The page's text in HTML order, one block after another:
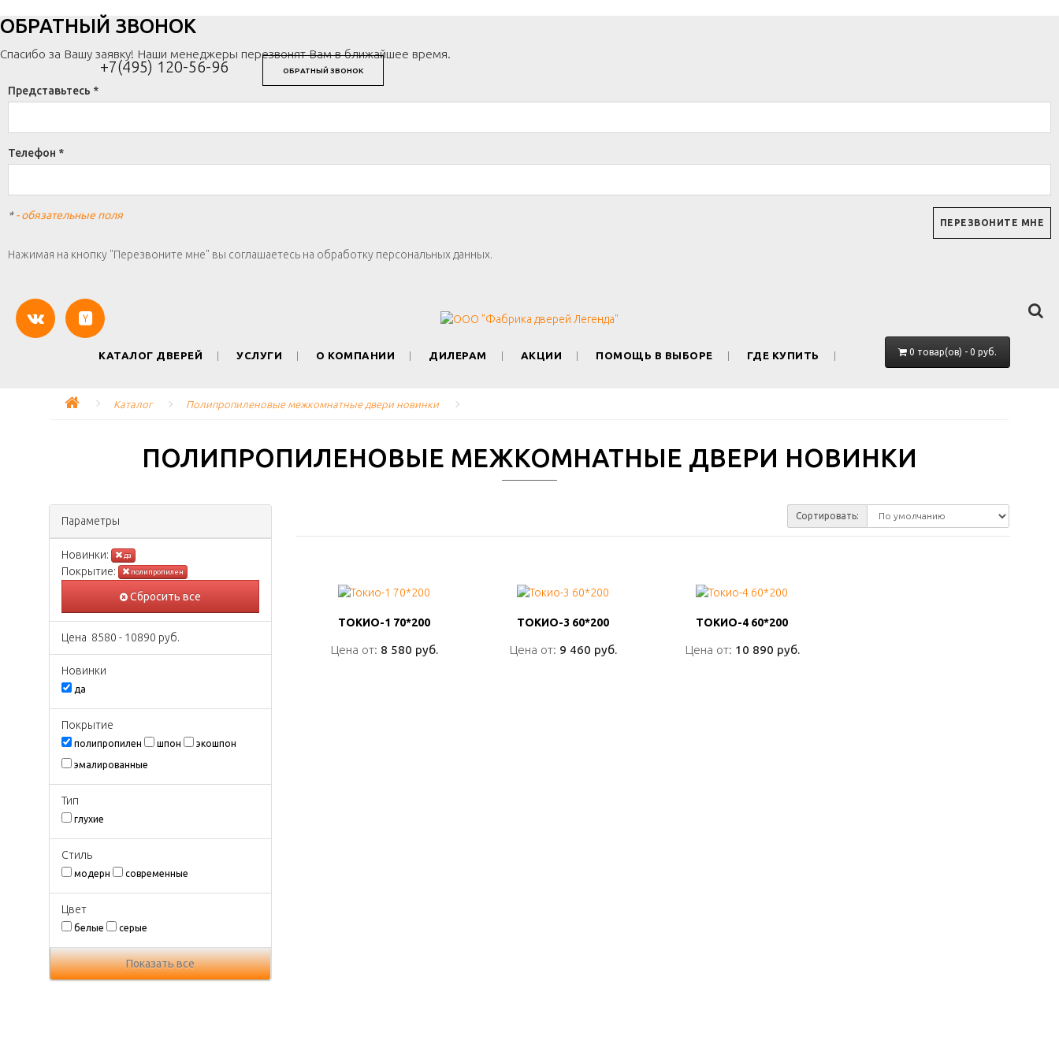
+7(495) 120-56-96 ОБРАТНЫЙ ЗВОНОК
ОБРАТНЫЙ ЗВОНОК
Спасибо за Вашу заявку! Наши менеджеры перезвонят Вам в ближайшее время.
Представьтесь *
Телефон *
*- обязательные поля
Нажимая на кнопку "Перезвоните мне" вы соглашаетесь на обработку персональных данных.
КАТАЛОГ ДВЕРЕЙ УСЛУГИ О КОМПАНИИ ДИЛЕРАМ АКЦИИ ПОМОЩЬ В ВЫБОРЕ ГДЕ КУПИТЬ 0 товар(ов) - 0 руб.
Каталог Полипропиленовые межкомнатные двери новинки
ПОЛИПРОПИЛЕНОВЫЕ МЕЖКОМНАТНЫЕ ДВЕРИ НОВИНКИ
Параметры
Новинки: да
Покрытиe: полипропилен
Сбросить все
Цена 8580 - 10890 руб.
Новинки
да
Покрытиe
полипропилен шпон экошпон
эмалированные
Тип
глухие
Стиль
модерн современные
Цвeт
белые серые
Показать все
Сортировать:
ТОКИО-1 70*200
Цена от: 8 580 руб.
ТОКИО-1 70*200
Цена от: 8 580 руб.
ТОКИО-3 60*200
Цена от: 9 460 руб.
ТОКИО-3 60*200
Цена от: 9 460 руб.
ТОКИО-4 60*200
Цена от: 10 890 руб.
ТОКИО-4 60*200
Цена от: 10 890 руб.